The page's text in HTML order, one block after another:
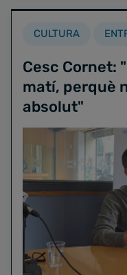
CULTURA
Cesc Cornet:
matí, perquè
absolut"